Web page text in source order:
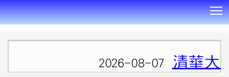
2026-08-07 清華大